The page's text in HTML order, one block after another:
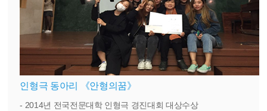
인형극 동아리 《안형의꿈》
- 2014년 전국전문대학 인형극 경진대회 대상수상